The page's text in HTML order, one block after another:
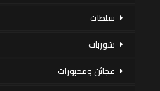
سلطات
شوربات
عجائن ومخبوزات